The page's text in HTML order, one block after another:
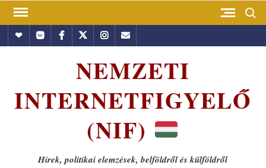
Skip
contentHundubVkontakte
Facebook
TwitterInstagram
Email
NEMZETI
INTERNETFIGYELŐ
(NIF)
Hírek, politikai elemzések, belföldről és külföldről